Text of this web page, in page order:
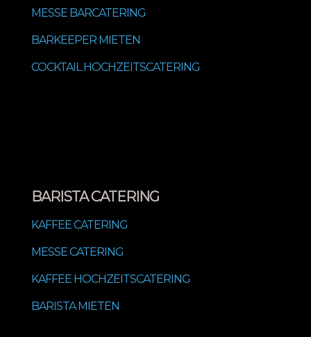
MESSE BARCATERING
BARKEEPER MIETEN
COCKTAIL HOCHZEITSCATERING
BARISTA CATERING
KAFFEE CATERING
MESSE CATERING
KAFFEE HOCHZEITSCATERING
BARISTA MIETEN